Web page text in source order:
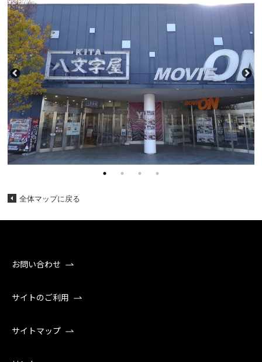
全体マップに戻る
お問い合わせ
サイトのご利用
サイトマップ